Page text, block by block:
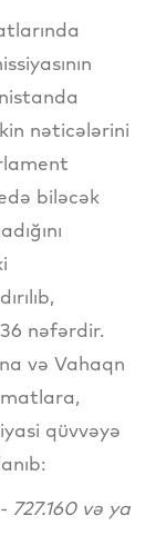
nəticələrini
biləcək
nəfərdir.
və Vahaqn
qüvvəyə
və ya